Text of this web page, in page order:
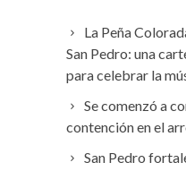
La Peña
San Pedro: una
para celebrar la
Se comenzó a
contención en el
San Pedro